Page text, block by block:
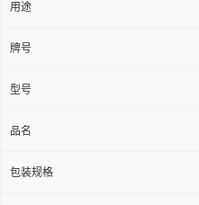
用途
牌号
型号
品名
包装规格